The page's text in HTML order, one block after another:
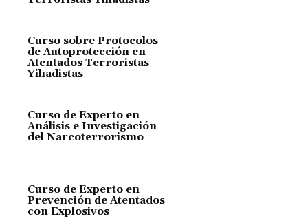
Curso sobre Protocolos
de Autoprotección en
Atentados Terroristas
Yihadistas
Curso de Experto en
Análisis e Investigación
del Narcoterrorismo
Curso de Experto en
Prevención de Atentados
con Explosivos